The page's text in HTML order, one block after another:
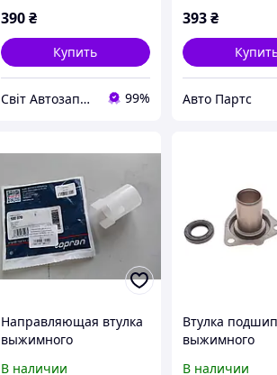
390₴
Купить
Світ Автозапчастин 99%
393 ₴
Авто Партс
Направляющая втулка
выжимного
В наличии
Втулка
выжимного
В наличии